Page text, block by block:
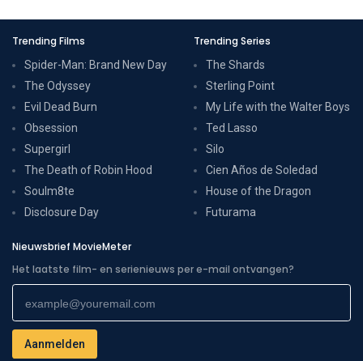
Trending Films
Spider-Man: Brand New Day
The Odyssey
Evil Dead Burn
Obsession
Supergirl
The Death of Robin Hood
Soulm8te
Disclosure Day
Trending Series
The Shards
Sterling Point
My Life with the Walter Boys
Ted Lasso
Silo
Cien Años de Soledad
House of the Dragon
Futurama
Nieuwsbrief MovieMeter
Het laatste film- en serienieuws per e-mail ontvangen?